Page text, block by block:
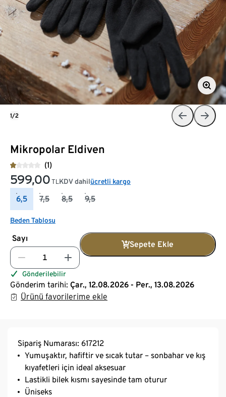
Mikropolar Eldiven
(1)
599,00 TL KDV dahilücretli kargo
6,5 7,5 8,5 9,5
Beden Tablosu
Sayı
Sepete Ekle
Gönderilebilir
Gönderim tarihi: Çar., 12.08.2026 - Per., 13.08.2026
Ürünü favorilerime ekle
1/2
Sipariş Numarası: 617212
Yumuşaktır, hafiftir ve sıcak tutar – sonbahar ve kış
kıyafetleri için ideal aksesuar
Lastikli bilek kısmı sayesinde tam oturur
Üniseks